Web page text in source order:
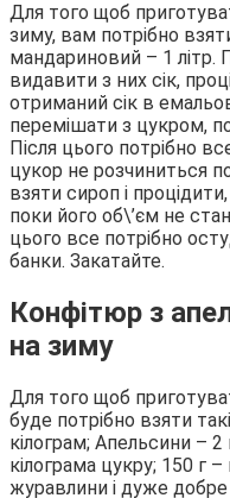
Для того щоб
зиму, вам потрібно
мандариновий – 1 літр.
видавити з них сік,
отриманий сік в
перемішати з цукром,
Після цього потрібно
цукор не розчиниться
взяти сироп і
поки його об\’єм не
цього все потрібно
банки. Закатайте.
Конфітюр з
на зиму
Для того щоб
буде потрібно взяти
кілограм; Апельсини –
кілограма цукру; 150 г
журавлини і дуже добре